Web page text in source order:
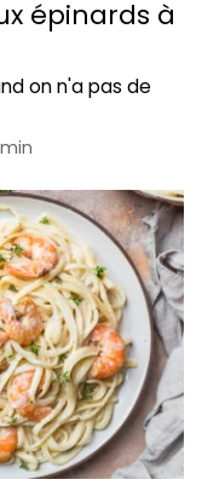
épinards à
on n'a pas de